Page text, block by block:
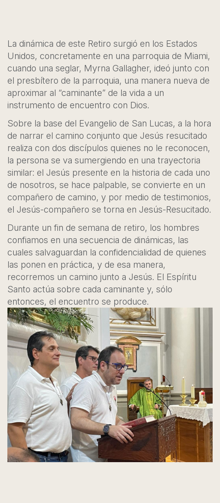
La dinámica de este Retiro surgió en los Estados
Unidos, concretamente en una parroquia de Miami,
cuando una seglar, Myrna Gallagher, ideó junto con
el presbítero de la parroquia, una manera nueva de
aproximar al “caminante” de la vida a un
instrumento de encuentro con Dios.
Sobre la base del Evangelio de San Lucas, a la hora
de narrar el camino conjunto que Jesús resucitado
realiza con dos discípulos quienes no le reconocen,
la persona se va sumergiendo en una trayectoria
similar: el Jesús presente en la historia de cada uno
de nosotros, se hace palpable, se convierte en un
compañero de camino, y por medio de testimonios,
el Jesús-compañero se torna en Jesús-Resucitado.
Durante un fin de semana de retiro, los hombres
confiamos en una secuencia de dinámicas, las
cuales salvaguardan la confidencialidad de quienes
las ponen en práctica, y de esa manera,
recorremos un camino junto a Jesús. El Espíritu
Santo actúa sobre cada caminante y, sólo
entonces, el encuentro se produce.